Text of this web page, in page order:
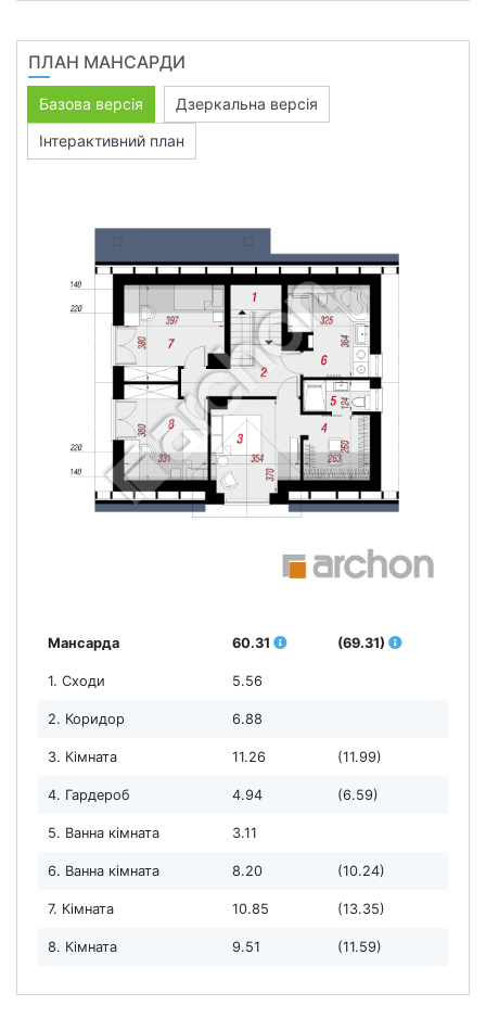
ПЛАН МАНСАРДИ
Базова версія
Дзеркальна версія
Інтерактивний план
Мансарда 60.31 (69.31)
1. Сходи 5.56
2. Коридор 6.88
3. Кімната 11.26 (11.99)
4. Гардероб 4.94 (6.59)
5. Ванна кімната 3.11
6. Ванна кімната 8.20 (10.24)
7. Кімната 10.85 (13.35)
8. Кімната 9.51 (11.59)